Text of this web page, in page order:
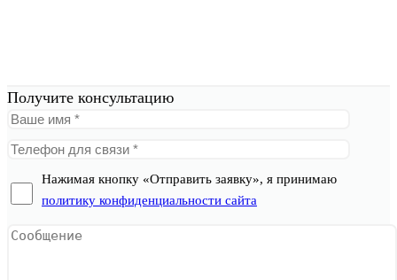
Получите консультацию
Нажимая кнопку «Отправить заявку», я принимаю
политику конфиденциальности сайта